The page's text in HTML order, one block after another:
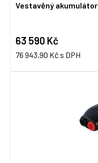
Vestavěný akumulátor
63 590 Kč
76 943,90 Kč s DPH